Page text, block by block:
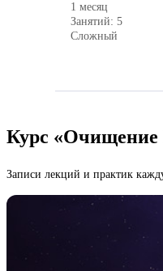
1 месяц
Занятий: 5
Сложный
Курс
Записи лекций и практик